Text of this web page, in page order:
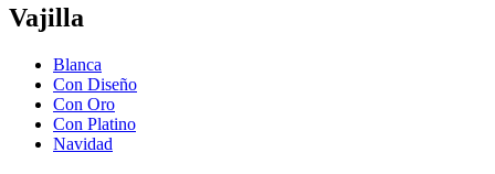
Vajilla
Blanca
Con Diseño
Con Oro
Con Platino
Navidad